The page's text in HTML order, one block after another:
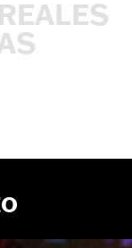
REALES